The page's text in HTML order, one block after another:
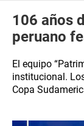
106 años
peruano
El equipo
institucional.
Copa